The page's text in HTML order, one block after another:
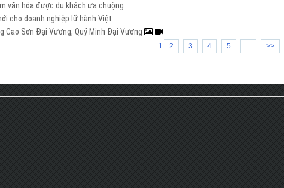
văn hóa được du khách ưa chuộng
cho doanh nghiệp lữ hành Việt
Sơn Đại Vương, Quý Minh Đại Vương
1 2 3 4 5 ... >>